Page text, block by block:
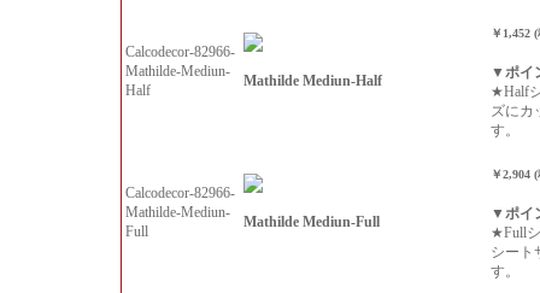
Calcodecor-82966-
Mathilde-Mediun-
Half
Mathilde Mediun-Half
￥1,452
▼ポイ
★Half
ズにカ
す。
Calcodecor-82966-
Mathilde-Mediun-
Full
Mathilde Mediun-Full
￥2,904
▼ポイ
★Full
シート
す。